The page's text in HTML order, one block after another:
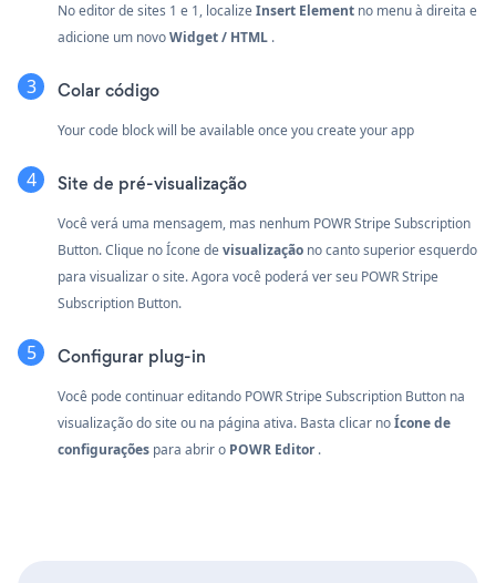
No editor de sites 1 e 1, localizeInsert Element no menu à direita e
adicione um novoWidget / HTML .
Colar código
Your code block will be available once you create your app
Site de pré-visualização
Você verá uma mensagem, mas nenhum POWR Stripe Subscription
Button. Clique noÍcone devisualização no canto superior esquerdo
para visualizar o site. Agora você poderá ver seu POWR Stripe
Subscription Button.
Configurar plug-in
Você pode continuar editando POWR Stripe Subscription Button na
visualização do site ou na página ativa. Basta clicar noÍcone de
configurações para abrir o POWR Editor.